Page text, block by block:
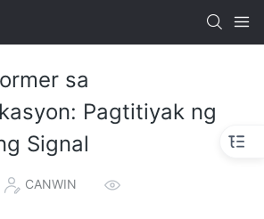
sa
Pagtitiyak ng
Signal
CANWIN